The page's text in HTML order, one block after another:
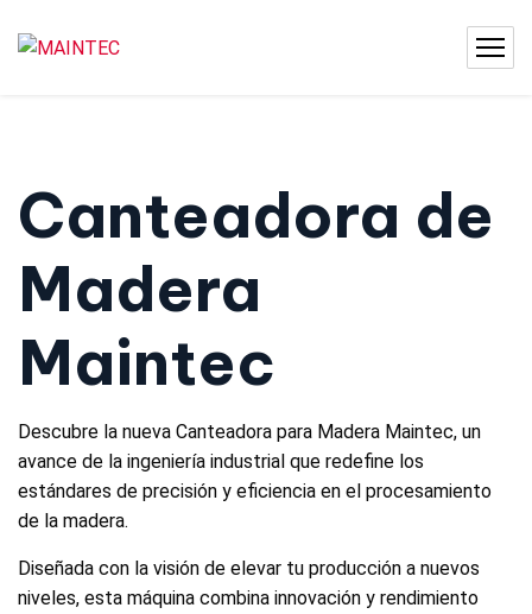
Canteadora de
Madera
Maintec
Descubre la nueva Canteadora para Madera Maintec, un
avance de la ingeniería industrial que redefine los
estándares de precisión y eficiencia en el procesamiento
de la madera.
Diseñada con la visión de elevar tu producción a nuevos
niveles, esta máquina combina innovación y rendimiento